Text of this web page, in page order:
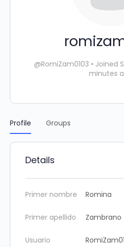
@RomiZam0103 • Joined
minutes
Profile Groups
Details
Primer nombre Romina
Primer apellido Zambrano
Usuario